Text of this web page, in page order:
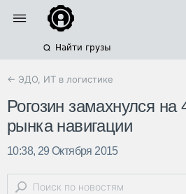
Найти грузы
← ЭДО, ИТ в логистике
Рогозин замахнулся на
рынка навигации
10:38, 29 Октября 2015